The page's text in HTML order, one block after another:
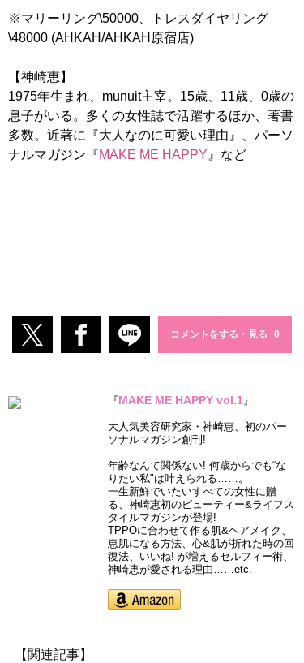
※マリーリング\50000、トレスダイヤリング
\48000 (AHKAH/AHKAH原宿店)
【神崎恵】
1975年生まれ、munuit主宰。15歳、11歳、0歳の
息子がいる。多くの女性誌で活躍するほか、著書
多数。近著に『大人なのに可愛い理由』、パーソ
ナルマガジン『MAKE ME HAPPY 』など
コメントをする・見る
『MAKE ME HAPPY vol.1』
大人気美容研究家・神崎恵、初のパー
ソナルマガジン創刊!
年齢なんて関係ない! 何歳からでも“な
りたい私"は叶えられる……。
一生新鮮でいたいすべての女性に贈
る、神崎恵初のビューティー&ライフス
タイルマガジンが登場!
TPPOに合わせて作る肌&ヘアメイク、
恵肌になる方法、心&肌が折れた時の回
復法、いいね! が増えるセルフィー術、
神崎恵が愛される理由……etc.
【関連記事】